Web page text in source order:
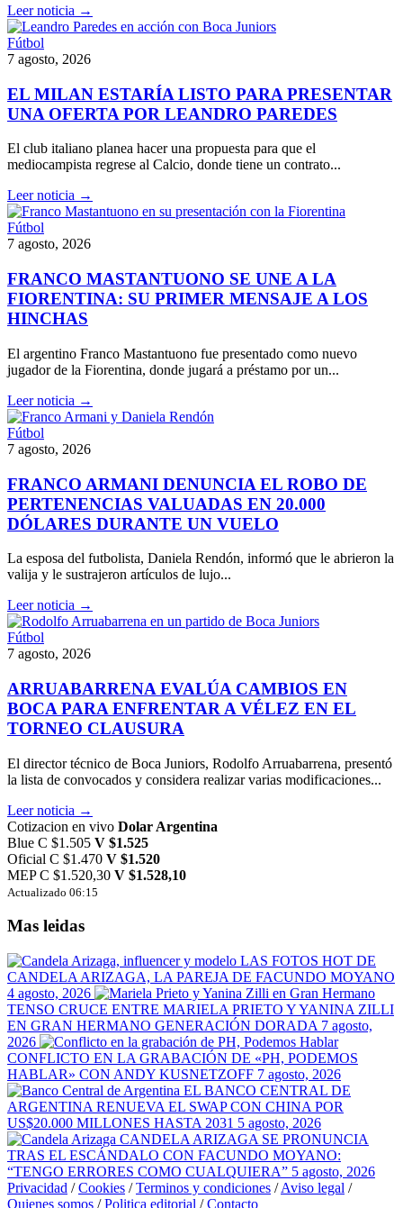
Leer noticia →
Fútbol
7 agosto, 2026
EL MILAN ESTARÍA LISTO PARA PRESENTAR
UNA OFERTA POR LEANDRO PAREDES
El club italiano planea hacer una propuesta para que el
mediocampista regrese al Calcio, donde tiene un contrato...
Leer noticia →
Fútbol
7 agosto, 2026
FRANCO MASTANTUONO SE UNE A LA
FIORENTINA: SU PRIMER MENSAJE A LOS
HINCHAS
El argentino Franco Mastantuono fue presentado como nuevo
jugador de la Fiorentina, donde jugará a préstamo por un...
Leer noticia →
Fútbol
7 agosto, 2026
FRANCO ARMANI DENUNCIA EL ROBO DE
PERTENENCIAS VALUADAS EN 20.000
DÓLARES DURANTE UN VUELO
La esposa del futbolista, Daniela Rendón, informó que le abrieron la
valija y le sustrajeron artículos de lujo...
Leer noticia →
Fútbol
7 agosto, 2026
ARRUABARRENA EVALÚA CAMBIOS EN
BOCA PARA ENFRENTAR A VÉLEZ EN EL
TORNEO CLAUSURA
El director técnico de Boca Juniors, Rodolfo Arruabarrena, presentó
la lista de convocados y considera realizar varias modificaciones...
Leer noticia →
Cotizacion en vivo Dolar Argentina
Blue C $1.505 V $1.525
Oficial C $1.470 V $1.520
MEP C $1.520,30 V $1.528,10
Actualizado 06:15
Mas leidas
LAS FOTOS HOT DE
CANDELA ARIZAGA, LA PAREJA DE FACUNDO MOYANO
4 agosto, 2026
TENSO CRUCE ENTRE MARIELA PRIETO Y YANINA ZILLI
EN GRAN HERMANO GENERACIÓN DORADA 7 agosto,
2026
CONFLICTO EN LA GRABACIÓN DE «PH, PODEMOS
HABLAR» CON ANDY KUSNETZOFF 7 agosto, 2026
EL BANCO CENTRAL DE
ARGENTINA RENUEVA EL SWAP CON CHINA POR
US$20.000 MILLONES HASTA 2031 5 agosto, 2026
CANDELA ARIZAGA SE PRONUNCIA
TRAS EL ESCÁNDALO CON FACUNDO MOYANO:
“TENGO ERRORES COMO CUALQUIERA” 5 agosto, 2026
Privacidad / Cookies / Terminos y condiciones / Aviso legal /
Quienes somos / Politica editorial / Contacto